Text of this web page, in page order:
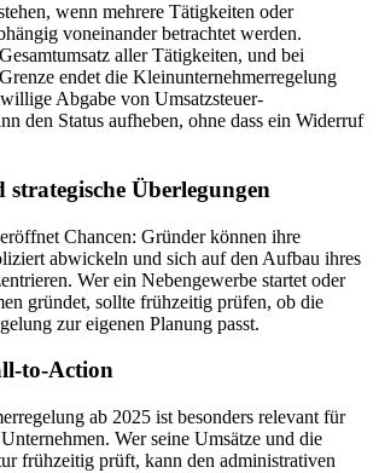
wenn mehrere Tätigkeiten oder
voneinander betrachtet werden.
aller Tätigkeiten, und bei
endet die Kleinunternehmerregelung
Abgabe von Umsatzsteuer-
den Status aufheben, ohne dass ein Widerruf
strategische Überlegungen
Chancen: Gründer können ihre
abwickeln und sich auf den Aufbau ihres
Wer ein Nebengewerbe startet oder
gründet, sollte frühzeitig prüfen, ob die
zur eigenen Planung passt.
to-Action
ab 2025 ist besonders relevant für
Wer seine Umsätze und die
frühzeitig prüft, kann den administrativen